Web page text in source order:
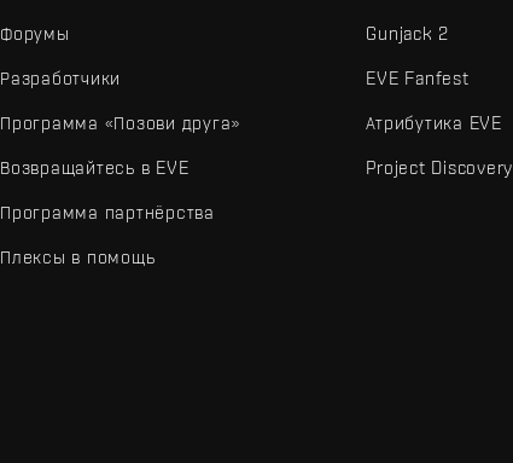
Форумы
Разработчики
Программа «Позови друга»
Возвращайтесь в EVE
Программа партнёрства
Плексы в помощь
Gunjack 2
EVE Fanfest
Атрибутика EVE
Project Discovery